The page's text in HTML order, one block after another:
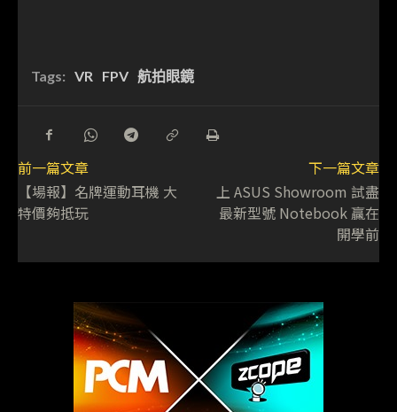
Tags: VR FPV 航拍眼鏡
前一篇文章
【場報】名牌運動耳機 大
特價夠抵玩
下一篇文章
上 ASUS Showroom 試盡
最新型號 Notebook 贏在
開學前